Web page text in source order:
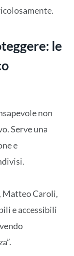
le
non
Serve una
e
Matteo Caroli,
e accessibili